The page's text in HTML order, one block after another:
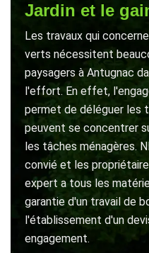
Jardin et le
Les travaux qui
verts nécessitent
paysagers à Antugnac
l'effort. En effet,
permet de déléguer les
peuvent se concentrer
les tâches ménagères.
convié et les
expert a tous les
garantie d'un travail de
l'établissement d'un
engagement.